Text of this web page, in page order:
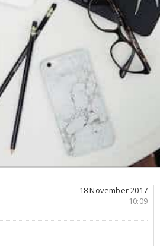
18 November 2017
10:09